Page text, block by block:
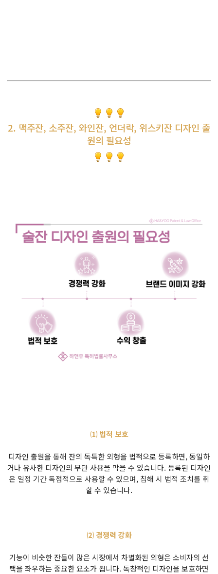
2. 맥주잔, 소주잔, 와인잔, 언더락, 위스키잔 디자인 출
원의 필요성
⑴ 법적 보호
디자인 출원을 통해 잔의 독특한 외형을 법적으로 등록하면, 동일하
거나 유사한 디자인의 무단 사용을 막을 수 있습니다. 등록된 디자인
은 일정 기간 독점적으로 사용할 수 있으며, 침해 시 법적 조치를 취
할 수 있습니다.
⑵ 경쟁력 강화
기능이 비슷한 잔들이 많은 시장에서 차별화된 외형은 소비자의 선
택을 좌우하는 중요한 요소가 됩니다. 독창적인 디자인을 보호하면